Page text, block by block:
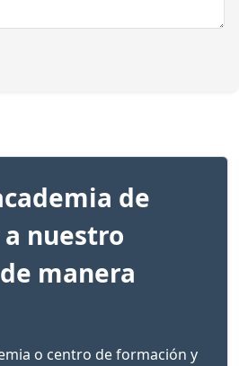
de
nuestro
manera
o centro de formación y